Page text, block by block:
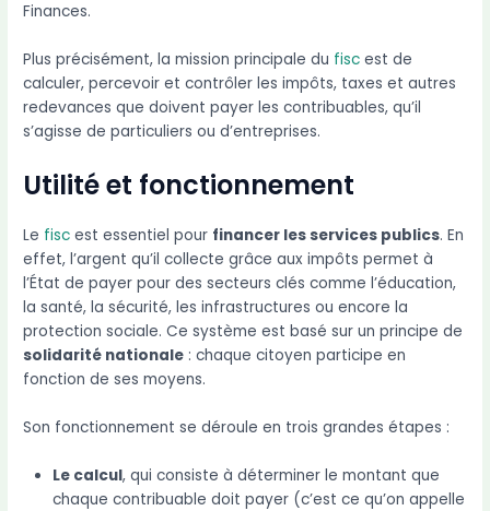
Finances.
Plus précisément, la mission principale du fisc est de
calculer, percevoir et contrôler les impôts, taxes et autres
redevances que doivent payer les contribuables, qu’il
s’agisse de particuliers ou d’entreprises.
Utilité et fonctionnement
Le fisc est essentiel pour financer les services publics. En
effet, l’argent qu’il collecte grâce aux impôts permet à
l’État de payer pour des secteurs clés comme l’éducation,
la santé, la sécurité, les infrastructures ou encore la
protection sociale. Ce système est basé sur un principe de
solidarité nationale : chaque citoyen participe en
fonction de ses moyens.
Son fonctionnement se déroule en trois grandes étapes :
Le calcul, qui consiste à déterminer le montant que
chaque contribuable doit payer (c’est ce qu’on appelle